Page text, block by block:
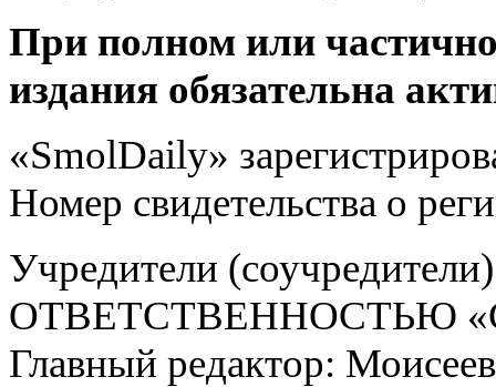
При полном или
издания обязательна
«SmolDaily»
Номер свидетельства о
Учредители
ОТВЕТСТВЕННОСТЬЮ
Главный редактор: